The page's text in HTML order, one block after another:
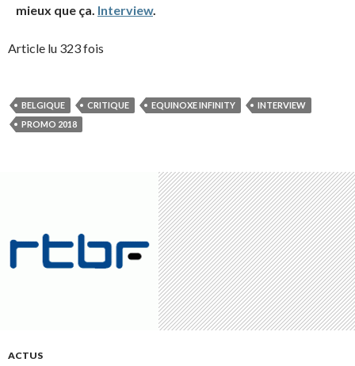
mieux que ça. Interview.
Article lu 323 fois
BELGIQUE CRITIQUE EQUINOXE INFINITY
INTERVIEW
PROMO 2018
ACTUS